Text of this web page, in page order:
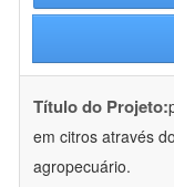
Título do Projeto:
em citros através
agropecuário.